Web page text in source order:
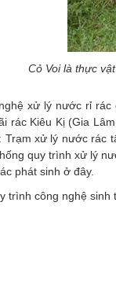
Cỏ Voi là thực
xử lý nước rỉ
rác Kiêu Kị (Gia
Trạm xử lý nước rác
quy trình xử lý
phát sinh ở đây.
trình công nghệ